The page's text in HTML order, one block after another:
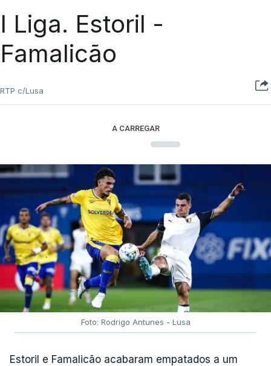
I Liga. Estoril -
Famalicão
RTP c/Lusa
A CARREGAR
Foto: Rodrigo Antunes - Lusa
Estoril e Famalicão acabaram empatados a um